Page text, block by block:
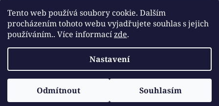
Tento web používá soubory cookie. Dalším
procházením tohoto webu vyjadřujete souhlas s jejich
používáním.. Více informacízde.
Nastavení
Odmítnout Souhlasím
Instagram
Copyright 2026ArtTride. Všechna práva vyhrazena.
Upravit nastavení cookies